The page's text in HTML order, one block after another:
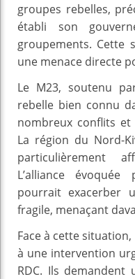
groupes rebelles,
établi son
groupements. Cette
une menace directe
Le M23, soutenu
rebelle bien connu
nombreux conflits
La région du Nord-
particulièrement
L’alliance
pourrait exacerber
fragile, menaçant
Face à cette
à une intervention
RDC. Ils demandent